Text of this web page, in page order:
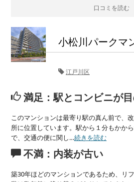
口コミを読む
小松川パークマ
江戸川区
満足：駅とコンビニが
このマンションは最寄り駅の真ん前で、
所に位置しています。駅から１分もかか
で、交通の便に関し…続きを読む
不満：内装が古い
築30年ほどのマンションであるため、リ